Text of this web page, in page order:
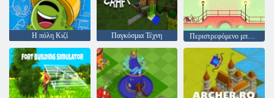
Η πόλη Κιζί Παγκόσμια Τέχνη Περιστρεφόμενο μπλοκ